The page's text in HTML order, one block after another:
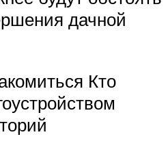
дачной
Кто